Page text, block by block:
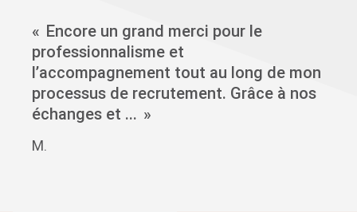
Encore un grand merci pour le
professionnalisme et
l’accompagnement tout au long de mon
processus de recrutement. Grâce à nos
échanges et ...
M.